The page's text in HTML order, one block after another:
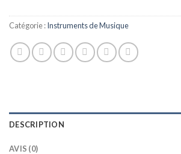
Catégorie :Instruments de Musique
DESCRIPTION
AVIS (0)